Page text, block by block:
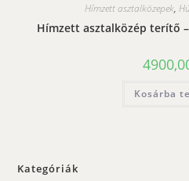
Hímzett asztalközepek,
Hímzett asztalközép terítő
Kosárba
Kategóriák